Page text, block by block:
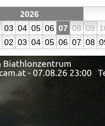
2026
03 04 05 06 07 08 09
02 03 04 05 06 07 08